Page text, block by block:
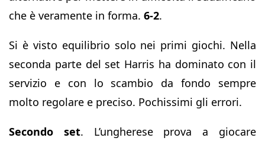
che è veramente in forma. 6-2.
Si è visto equilibrio solo nei primi giochi. Nella
seconda parte del set Harris ha dominato con il
servizio e con lo scambio da fondo sempre
molto regolare e preciso. Pochissimi gli errori.
Secondo set. L’ungherese prova a giocare